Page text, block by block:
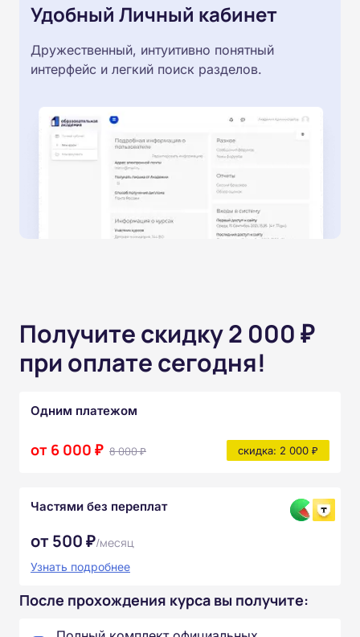
Удобный Личный кабинет
Дружественный, интуитивно понятный
интерфейс и легкий поиск разделов.
Получите скидку 2 000 ₽
при оплате сегодня!
Одним платежом
от 6 000 ₽ 8 000 ₽ скидка: 2 000 ₽
Частями без переплат
от 500 ₽/месяц
Узнать подробнее
После прохождения курса вы получите: